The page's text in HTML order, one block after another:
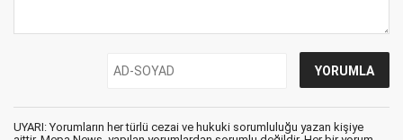
UYARI: Yorumların her türlü cezai ve hukuki sorumluluğu yazan kişiye